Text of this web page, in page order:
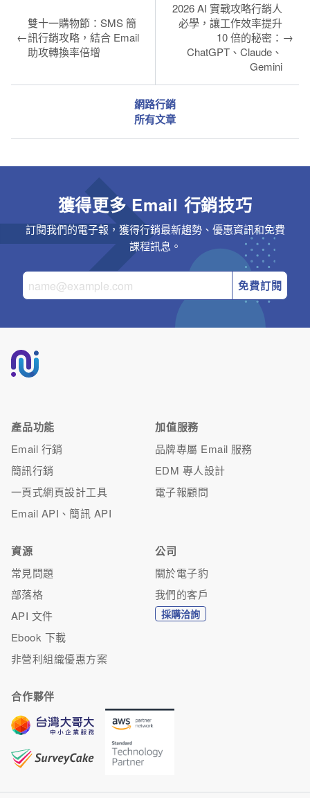
←
雙十一購物節：SMS 簡
訊行銷攻略，結合 Email
助攻轉換率倍增
網路行銷
所有文章
2026 AI 實戰攻略行銷人
必學，讓工作效率提升
10 倍的秘密：
ChatGPT、Claude、
Gemini
→
獲得更多 Email 行銷技巧
訂閱我們的電子報，獲得行銷最新趨勢、優惠資訊和免費
課程訊息。
免費訂閱
產品功能
Email 行銷
簡訊行銷
一頁式網頁設計工具
Email API、簡訊 API
加值服務
品牌專屬 Email 服務
EDM 專人設計
電子報顧問
資源
常見問題
部落格
API 文件
Ebook 下載
非營利組織優惠方案
公司
關於電子豹
我們的客戶
採購洽詢
合作夥伴